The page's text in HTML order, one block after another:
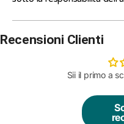
Recensioni Clienti
Sii il primo a